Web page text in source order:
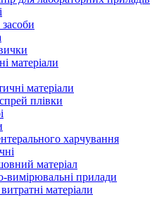
засоби
матеріали
матеріали
плівки
харчування
матеріал
вимірювальні прилади
матеріали